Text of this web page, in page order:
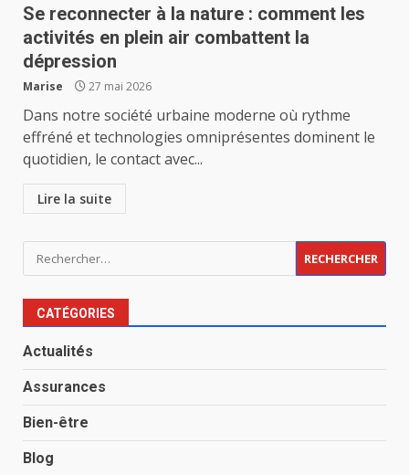
Se reconnecter à la nature : comment les
activités en plein air combattent la
dépression
Marise 27 mai 2026
Dans notre société urbaine moderne où rythme
effréné et technologies omniprésentes dominent le
quotidien, le contact avec...
Lire la suite
Rechercher :
CATÉGORIES
Actualités
Assurances
Bien-être
Blog